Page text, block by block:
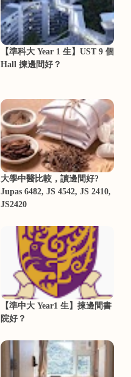
【準科大 Year 1 生】UST 9 個
Hall 揀邊間好？
大學中醫比較，讀邊間好?
Jupas 6482, JS 4542, JS 2410,
JS2420
【準中大 Year1 生】揀邊間書
院好？